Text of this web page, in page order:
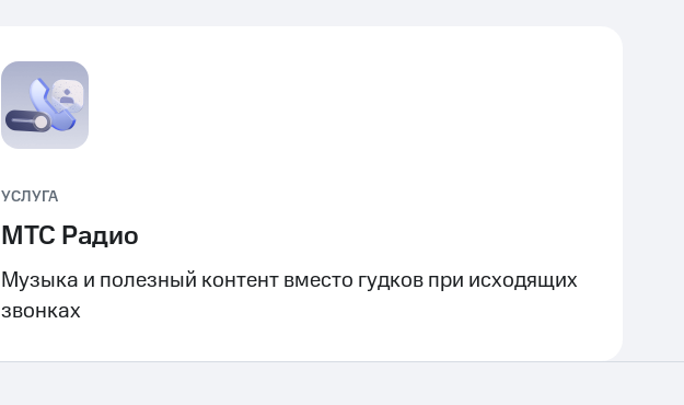
УСЛУГА
МТС Радио
Музыка и полезный контент вместо гудков при исходящих
звонках